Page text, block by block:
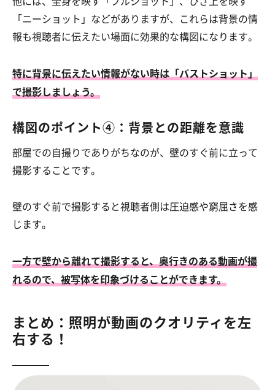
「ニーショット」などがありますが、これらは背景の情
報も視聴者に伝えたい場面に効果的な構図になります。
特に背景に伝えたい情報がない時は「バストショット」
で撮影しましょう。
構図のポイント④：背景との距離を意識
部屋での自撮りでありがちなのが、壁のすぐ前に立って
撮影することです。
壁のすぐ前で撮影すると視聴者側は圧迫感や窮屈さを感
じます。
一方で壁から離れて撮影すると、奥行きのある動画が撮
れるので、被写体を印象づけることができます。
まとめ：照明が動画のクオリティを左
右する！